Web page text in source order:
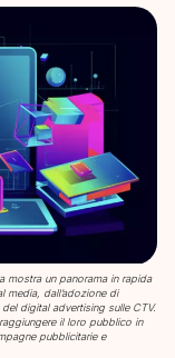
mostra un panorama in rapida
media, dall’adozione di
digital advertising sulle CTV.
il loro pubblico in
pubblicitarie e